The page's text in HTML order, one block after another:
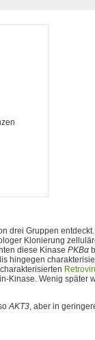
drei Gruppen
Klonierung
diese Kinase PKBα
hingegen
Kinase. Wenig später
AKT3, aber in